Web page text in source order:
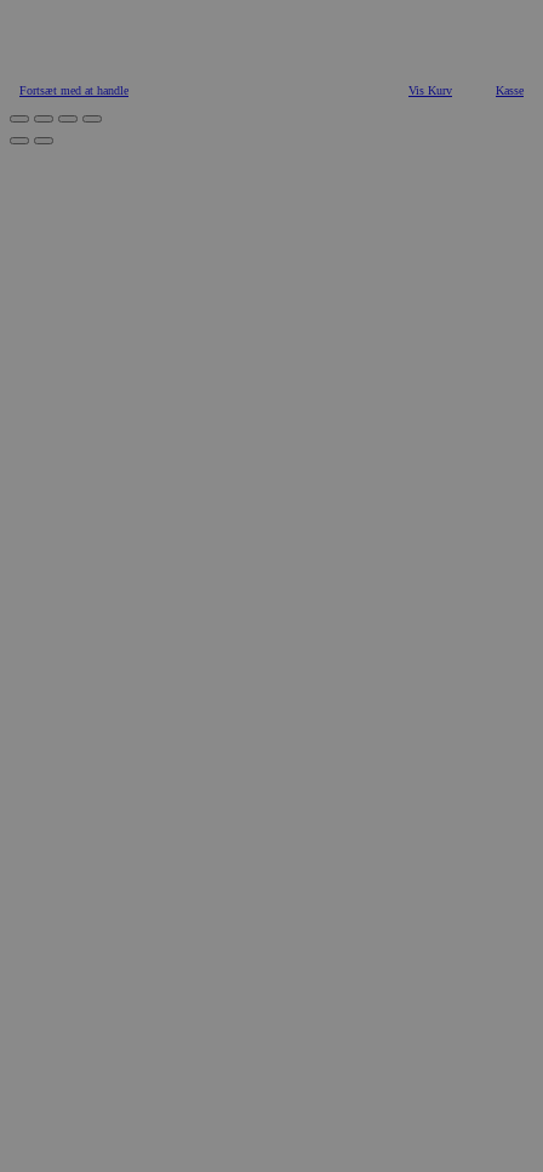
Fortsæt med at handle Vis Kurv Kasse